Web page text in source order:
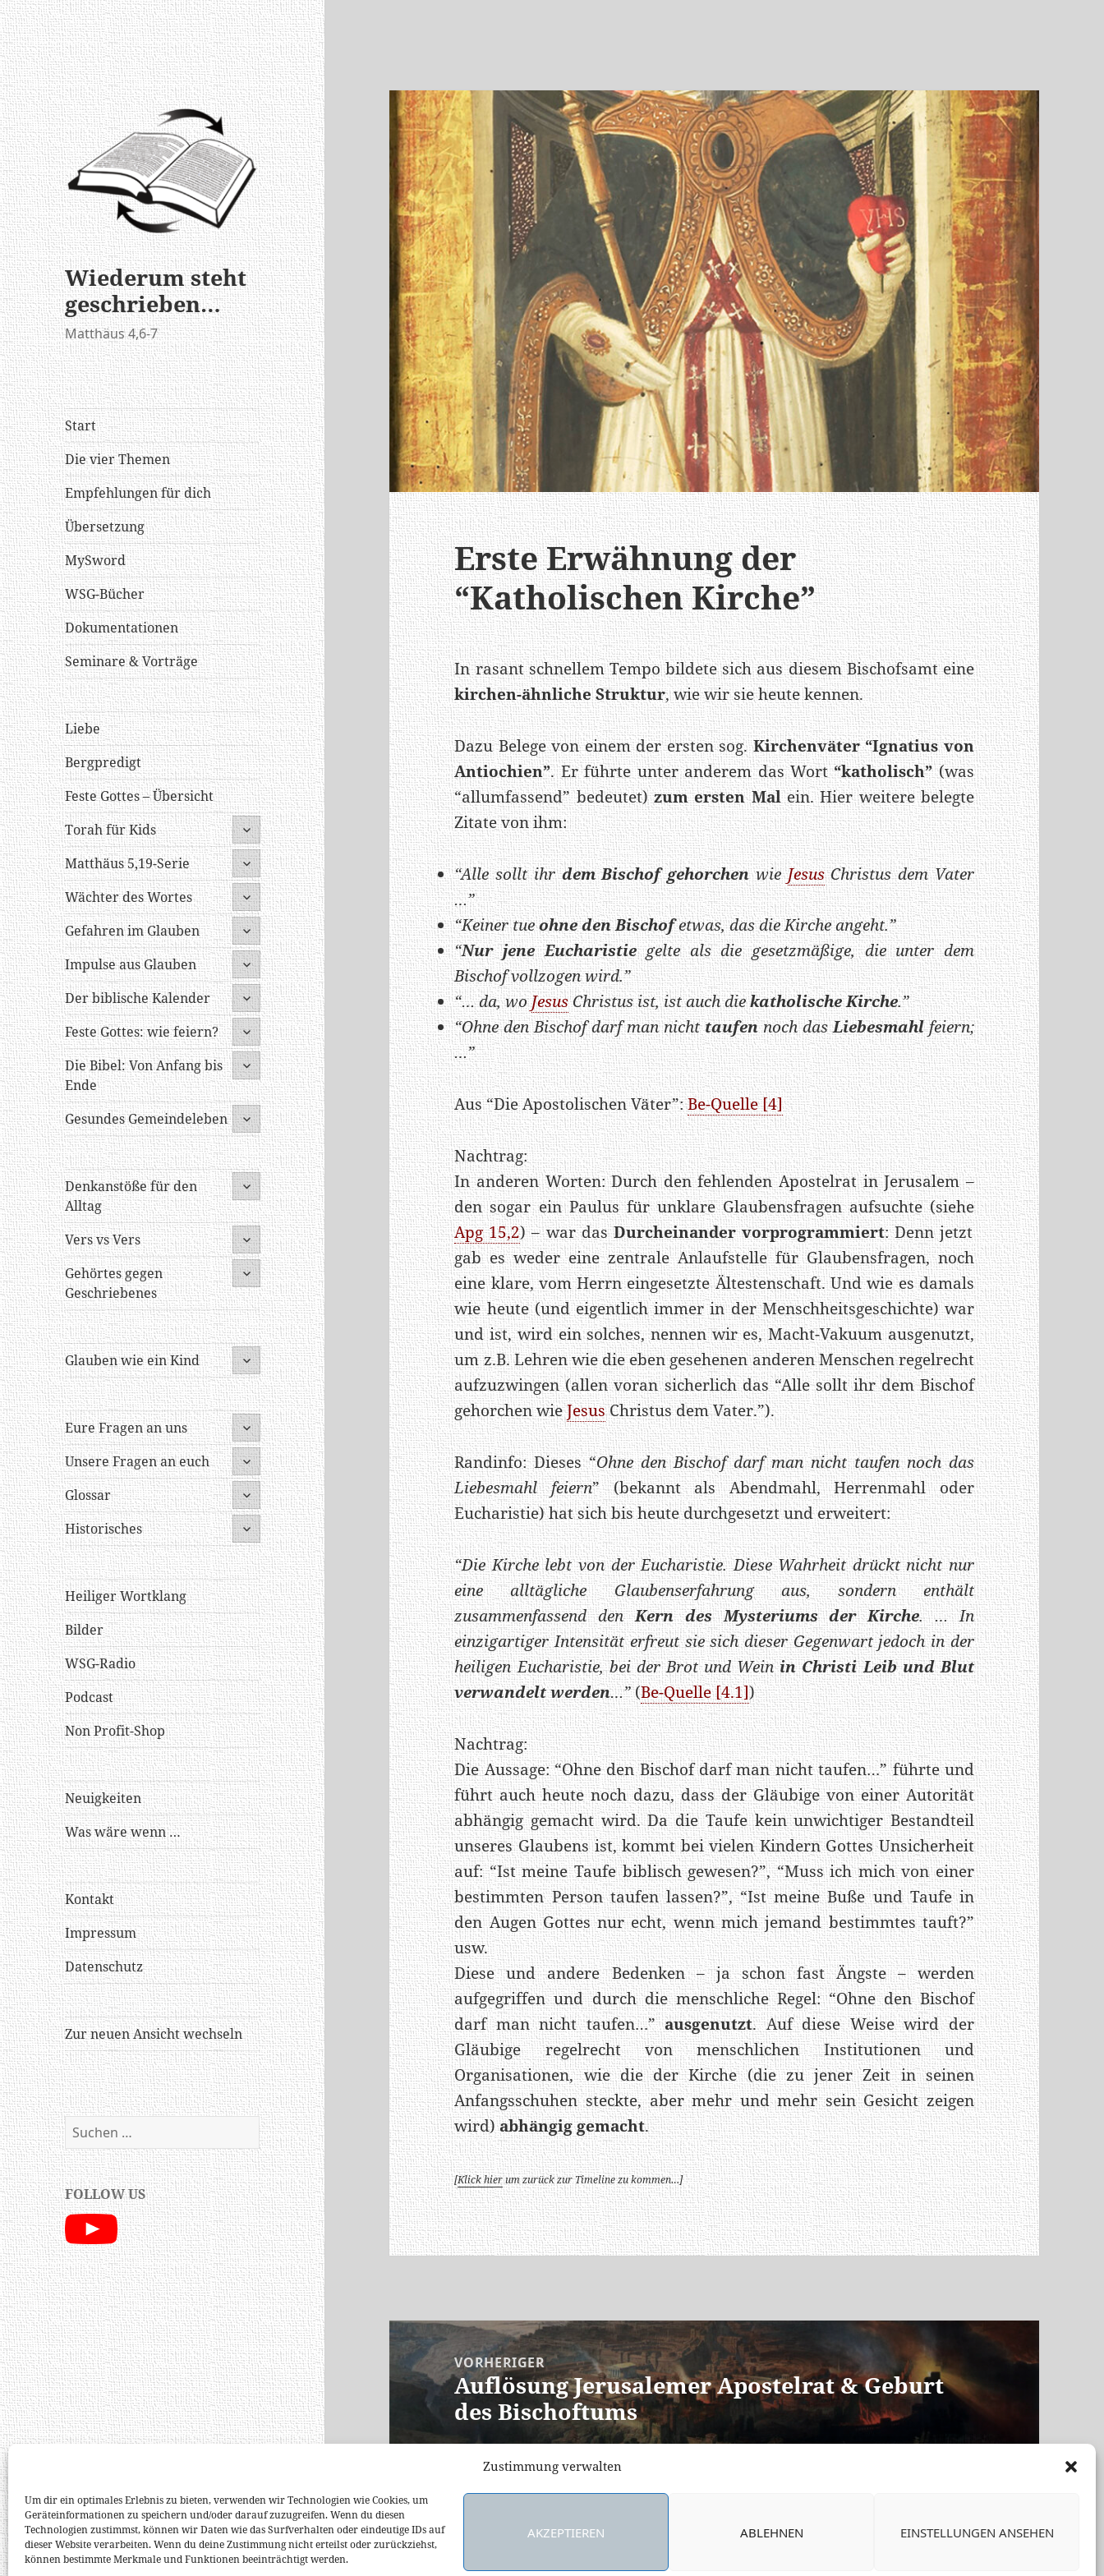
Security check failed
Zustimmung verwalten
Um dir ein optimales Erlebnis zu bieten, verwenden wir Technologien wie Cookies, um
Geräteinformationen zu speichern und/oder darauf zuzugreifen. Wenn du diesen
Technologien zustimmst, können wir Daten wie das Surfverhalten oder eindeutige IDs auf
dieser Website verarbeiten. Wenn du deine Zustimmung nicht erteilst oder zurückziehst,
können bestimmte Merkmale und Funktionen beeinträchtigt werden.
AKZEPTIEREN ABLEHNEN EINSTELLUNGEN ANSEHEN
Wiederum steht
geschrieben…
Matthäus 4,6-7
Start
Die vier Themen
Empfehlungen für dich
Übersetzung
MySword
WSG-Bücher
Dokumentationen
Seminare & Vorträge
Liebe
Bergpredigt
Feste Gottes – Übersicht
Torah für Kids
untermenü
öffnen
Matthäus 5,19-Serie
untermenü
öffnen
Wächter des Wortes
untermenü
öffnen
Gefahren im Glauben
untermenü
öffnen
Impulse aus Glauben
untermenü
öffnen
Der biblische Kalender
untermenü
öffnen
Feste Gottes: wie feiern?
untermenü
öffnen
Die Bibel: Von Anfang bis
Ende
untermenü
öffnen
Gesundes Gemeindeleben untermenü
öffnen
Denkanstöße für den
Alltag
untermenü
öffnen
Vers vs Vers
untermenü
öffnen
Gehörtes gegen
Geschriebenes
untermenü
öffnen
Glauben wie ein Kind
untermenü
öffnen
Eure Fragen an uns
untermenü
öffnen
Unsere Fragen an euch
untermenü
öffnen
Glossar
untermenü
öffnen
Historisches
untermenü
öffnen
Heiliger Wortklang
Bilder
WSG-Radio
Podcast
Non Profit-Shop
Neuigkeiten
Was wäre wenn …
Kontakt
Impressum
Datenschutz
Zur neuen Ansicht wechseln
Suchen
nach:
FOLLOW US
Erste Erwähnung der
“Katholischen Kirche”
In rasant schnellem Tempo bildete sich aus diesem Bischofsamt eine
kirchen-ähnliche Struktur, wie wir sie heute kennen.
Dazu Belege von einem der ersten sog.Kirchenväter “Ignatius von
Antiochien”. Er führte unter anderem das Wort“katholisch”(was
“allumfassend” bedeutet)zum ersten Malein. Hier weitere belegte
Zitate von ihm:
“Alle sollt ihrdem Bischof gehorchenwie Jesus Christus dem Vater
…”
“Keiner tueohne den Bischofetwas, das die Kirche angeht.”
“Nur jene Eucharistiegelte als die gesetzmäßige, die unter dem
Bischof vollzogen wird.”
“… da, wo JesusChristus ist, ist auch diekatholische Kirche.”
“Ohne den Bischof darf man nichttaufennoch dasLiebesmahlfeiern;
…”
Aus “Die Apostolischen Väter”:Be-Quelle [4]
Nachtrag:
In anderen Worten: Durch den fehlenden Apostelrat in Jerusalem –
den sogar ein Paulus für unklare Glaubensfragen aufsuchte (siehe
Apg 15,2)– war dasDurcheinander vorprogrammiert: Denn jetzt
gab es weder eine zentrale Anlaufstelle für Glaubensfragen, noch
eine klare, vom Herrn eingesetzte Ältestenschaft. Und wie es damals
wie heute (und eigentlich immer in der Menschheitsgeschichte) war
und ist, wird ein solches, nennen wir es, Macht-Vakuum ausgenutzt,
um z.B. Lehren wie die eben gesehenen anderen Menschen regelrecht
aufzuzwingen (allen voran sicherlich das “Alle sollt ihr dem Bischof
gehorchen wieJesusChristus dem Vater.”).
Randinfo: Dieses “Ohne den Bischof darf man nicht taufen noch das
Liebesmahl feiern” (bekannt als Abendmahl, Herrenmahl oder
Eucharistie) hat sich bis heute durchgesetzt und erweitert:
“Die Kirche lebt von der Eucharistie. Diese Wahrheit drückt nicht nur
eine alltägliche Glaubenserfahrung aus, sondern enthält
zusammenfassend denKern des Mysteriums der Kirche. … In
einzigartiger Intensität erfreut sie sich dieser Gegenwart jedoch in der
heiligen Eucharistie, bei der Brot und Weinin Christi Leib und Blut
verwandelt werden…” (Be-Quelle [4.1])
Nachtrag:
Die Aussage: “Ohne den Bischof darf man nicht taufen…” führte und
führt auch heute noch dazu, dass der Gläubige von einer Autorität
abhängig gemacht wird. Da die Taufe kein unwichtiger Bestandteil
unseres Glaubens ist, kommt bei vielen Kindern Gottes Unsicherheit
auf: “Ist meine Taufe biblisch gewesen?”, “Muss ich mich von einer
bestimmten Person taufen lassen?”, “Ist meine Buße und Taufe in
den Augen Gottes nur echt, wenn mich jemand bestimmtes tauft?”
usw.
Diese und andere Bedenken – ja schon fast Ängste – werden
aufgegriffen und durch die menschliche Regel: “Ohne den Bischof
darf man nicht taufen…”ausgenutzt. Auf diese Weise wird der
Gläubige regelrecht von menschlichen Institutionen und
Organisationen, wie die der Kirche (die zu jener Zeit in seinen
Anfangsschuhen steckte, aber mehr und mehr sein Gesicht zeigen
wird)abhängig gemacht.
[Klick hierum zurück zur Timeline zu kommen…]
Beitragsnavigation
VORHERIGER
Vorheriger
Beitrag:
Auflösung Jerusalemer Apostelrat & Geburt
des Bischoftums
NÄCHSTER
Weitere “Kirchenväter”